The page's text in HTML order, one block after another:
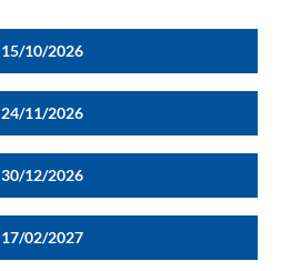
15/10/2026
24/11/2026
30/12/2026
17/02/2027